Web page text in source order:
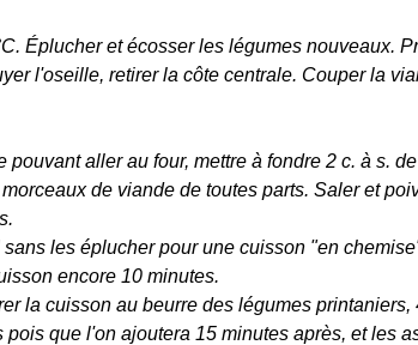
Éplucher et écosser les légumes nouveaux.
l'oseille, retirer la côte centrale. Couper la
pouvant aller au four, mettre à fondre 2 c. à s.
de viande de toutes parts. Saler et
les éplucher pour une cuisson "en
encore 10 minutes.
la cuisson au beurre des légumes printaniers,
que l'on ajoutera 15 minutes après, et les